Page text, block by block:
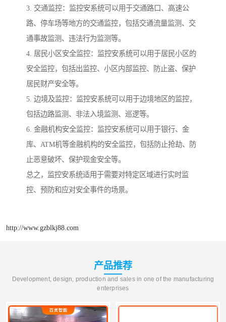
3. 交通监控：监控安系统可以用于交通路口、高速公
路、停车场等地方的交通监控，包括交通流量监测、交
通事故监测、违法行为监测等。
4. 居民小区安全监控：监控安系统可以用于居民小区的
安全监控，包括出监控、小区内部监控、防止盗、保护
居民财产安全等。
5. 边境及监控：监控安系统可以用于边境地区的监控，
包括边路监测、非法入境监测、巡逻等。
6. 金融机构安全监控：监控安系统可以用于银行、金
库、ATM机等金融机构的安全监控，包括防止抢劫、防
止恶意破坏、保护现金安全等。
总之，监控安系统适用于需要对特定区域进行实时监
控、预防和应对安全事件的场景。
http://www.gzblkj88.com
产品推荐
Development, design, production and sales in one of the manufacturing
enterprises